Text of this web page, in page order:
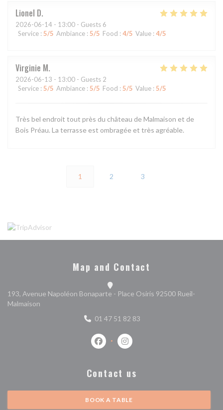
Lionel D
2026-06-14 - 13:00 - Guests 6
Service : 5/5 Ambiance : 5/5 Food : 4/5 Value : 4/5
Virginie M
2026-06-13 - 13:00 - Guests 2
Service : 5/5 Ambiance : 5/5 Food : 5/5 Value : 5/5
Très bel endroit tout près du château de Malmaison et de
Bois Préau. La terrasse est ombragée et très agréable.
1 2 3
Map and Contact
193, Avenue Napoléon Bonaparte - Place Osiris 92500 Rueil-
Malmaison
01 47 51 82 83
Facebook ((opens in a new window))
Instagram ((opens in a new
Contact us
BOOK A TABLE